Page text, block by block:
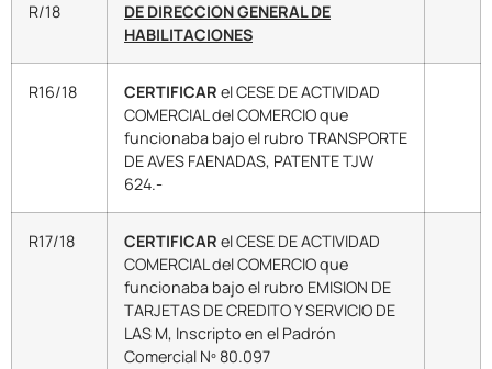
R/18
DE DIRECCION GENERAL DE
HABILITACIONES
R16/18 CERTIFICAR el CESE DE ACTIVIDAD
COMERCIAL del COMERCIO que
funcionaba bajo el rubro TRANSPORTE
DE AVES FAENADAS, PATENTE TJW
624.-
R17/18 CERTIFICAR el CESE DE ACTIVIDAD
COMERCIAL del COMERCIO que
funcionaba bajo el rubro EMISION DE
TARJETAS DE CREDITO Y SERVICIO DE
LAS M, Inscripto en el Padrón
Comercial Nº 80.097